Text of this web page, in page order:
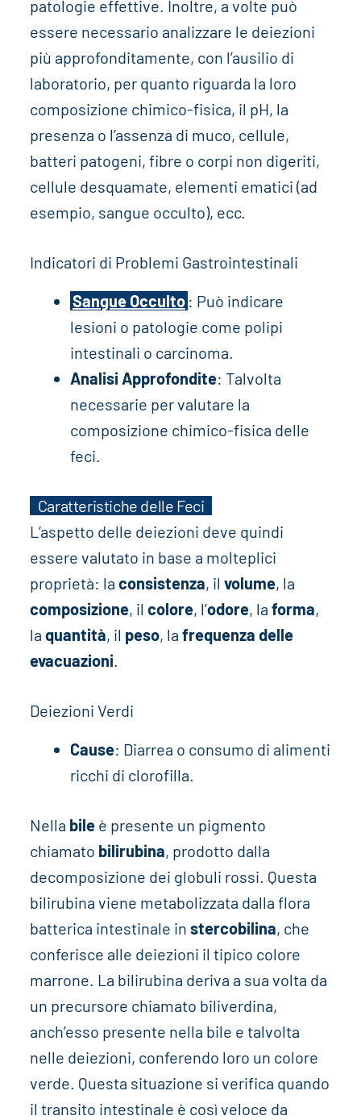
patologie effettive. Inoltre, a volte può
essere necessario analizzare le deiezioni
più approfonditamente, con l’ausilio di
laboratorio, per quanto riguarda la loro
composizione chimico-fisica, il pH, la
presenza o l’assenza di muco, cellule,
batteri patogeni, fibre o corpi non digeriti,
cellule desquamate, elementi ematici (ad
esempio, sangue occulto), ecc.
Indicatori di Problemi Gastrointestinali
Sangue Occulto : Può indicare
lesioni o patologie come polipi
intestinali o carcinoma.
Analisi Approfondite: Talvolta
necessarie per valutare la
composizione chimico-fisica delle
feci.
Caratteristiche delle Feci
L’aspetto delle deiezioni deve quindi
essere valutato in base a molteplici
proprietà: la consistenza, il volume, la
composizione, il colore, l’odore, la forma,
la quantità, il peso, la frequenza delle
evacuazioni.
Deiezioni Verdi
Cause: Diarrea o consumo di alimenti
ricchi di clorofilla.
Nella bileè presente un pigmento
chiamato bilirubina, prodotto dalla
decomposizione dei globuli rossi. Questa
bilirubina viene metabolizzata dalla flora
batterica intestinale in stercobilina, che
conferisce alle deiezioni il tipico colore
marrone. La bilirubina deriva a sua volta da
un precursore chiamato biliverdina,
anch’esso presente nella bile e talvolta
nelle deiezioni, conferendo loro un colore
verde. Questa situazione si verifica quando
il transito intestinale è così veloce da